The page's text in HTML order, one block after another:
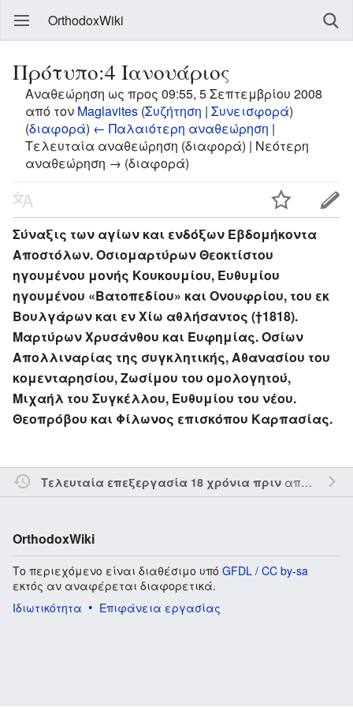
OrthodoxWiki
Πρότυπο:4 Ιανουάριος
Αναθεώρηση ως προς 09:55, 5 Σεπτεμβρίου 2008
από τον Maglavites (Συζήτηση | Συνεισφορά)
(διαφορά) ← Παλαιότερη αναθεώρηση |
Τελευταία αναθεώρηση (διαφορά) | Νεότερη
αναθεώρηση → (διαφορά)
Σύναξις των αγίων και ενδόξων Εβδομήκοντα
Αποστόλων. Οσιομαρτύρων Θεοκτίστου
ηγουμένου μονής Κουκουμίου, Ευθυμίου
ηγουμένου «Βατοπεδίου» και Ονουφρίου, του εκ
Βουλγάρων και εν Χίω αθλήσαντος (†1818).
Μαρτύρων Χρυσάνθου και Ευφημίας. Οσίων
Απολλιναρίας της συγκλητικής, Αθανασίου του
κομενταρησίου, Ζωσίμου του ομολογητού,
Μιχαήλ του Συγκέλλου, Ευθυμίου του νέου.
Θεοπρόβου και Φίλωνος επισκόπου Καρπασίας.
Τελευταία επεξεργασία 18 χρόνια πριναπό τον την
OrthodoxWiki
Το περιεχόμενο είναι διαθέσιμο υπό GFDL / CC by-sa
εκτός αν αναφέρεται διαφορετικά.
Ιδιωτικότητα
Επιφάνεια εργασίας